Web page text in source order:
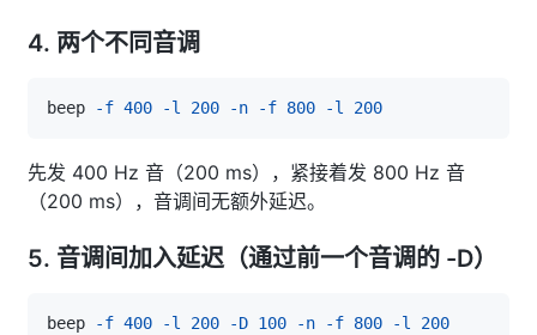
4. 两个不同音调
beep -f 400 -l 200 -n -f 800 -l 200
先发 400 Hz 音（200 ms），紧接着发 800 Hz 音
（200 ms），音调间无额外延迟。
5. 音调间加入延迟（通过前一个音调的 -D）
beep -f 400 -l 200 -D 100 -n -f 800 -l 200